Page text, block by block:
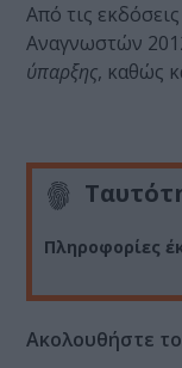
Από τις
Αναγνωστών
ύπαρξης, καθώς
Πληροφορίες
Ακολουθήστε